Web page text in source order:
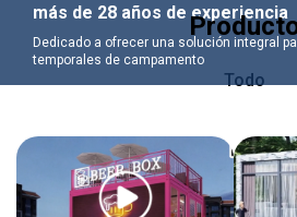
más de 28 años de experiencia
Dedicado a ofrecer una solución integral
temporales de campamento
Todo